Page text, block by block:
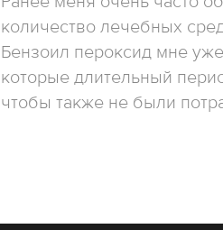
количество лечебных
Бензоил пероксид мне
которые длительный
чтобы также не были